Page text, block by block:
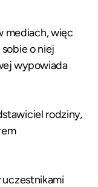
mediach, więc
o niej
wypowiada
rodziny,
uczestnikami